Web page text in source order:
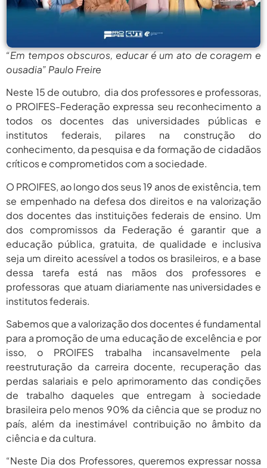
PROIFES Celebra Os 58 Anos Da
APUB...
agosto 6,
2026
Institutos Federais...
2026
6, 2026
6 De Agosto: Dia Nacional Dos
Profissionais De...
agosto 6,
2026
PROIFES Celebra Os 58 Anos Da
APUB...
agosto 6,
2026
MEC Autoriza 937 Novos Cargos Em
Institutos Federais...
agosto 6,
2026
Balanço Da 78ª SBPC: Na Primeira
Participação, PROIFES...
agosto
6, 2026
6 De Agosto: Dia Nacional Dos
Profissionais De...
agosto 6,
2026
PROIFES Celebra Os 58 Anos Da
agosto 6,
MEC Autoriza 937 Novos Cargos Em
Institutos Federais...
agosto 6,
2026
“Em tempos obscuros, educar é um ato de coragem e
ousadia” Paulo Freire
Neste 15 de outubro, dia dos professores e professoras,
o PROIFES-Federação expressa seu reconhecimento a
todos os docentes das universidades públicas e
institutos federais, pilares na construção do
conhecimento, da pesquisa e da formação de cidadãos
críticos e comprometidos com a sociedade.
O PROIFES, ao longo dos seus 19 anos de existência, tem
se empenhado na defesa dos direitos e na valorização
dos docentes das instituições federais de ensino. Um
dos compromissos da Federação é garantir que a
educação pública, gratuita, de qualidade e inclusiva
seja um direito acessível a todos os brasileiros, e a base
dessa tarefa está nas mãos dos professores e
professoras que atuam diariamente nas universidades e
institutos federais.
Sabemos que a valorização dos docentes é fundamental
para a promoção de uma educação de excelência e por
isso, o PROIFES trabalha incansavelmente pela
reestruturação da carreira docente, recuperação das
perdas salariais e pelo aprimoramento das condições
de trabalho daqueles que entregam à sociedade
brasileira pelo menos 90% da ciência que se produz no
país, além da inestimável contribuição no âmbito da
ciência e da cultura.
“Neste Dia dos Professores, queremos expressar nossa